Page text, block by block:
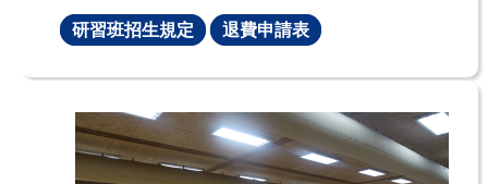
研習班招生規定 退費申請表